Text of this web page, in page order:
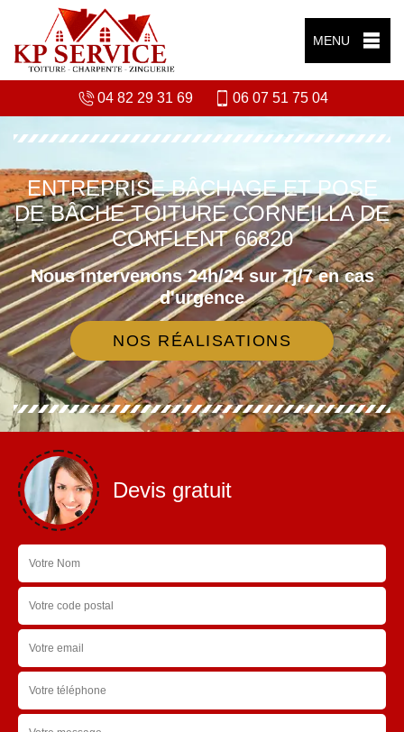
MENU
04 82 29 31 69 06 07 51 75 04
ENTREPRISE BÂCHAGE ET POSE
DE BÂCHE TOITURE CORNEILLA DE
CONFLENT 66820
Nous intervenons 24h/24 sur 7j/7 en cas
d'urgence
NOS RÉALISATIONS
Devis gratuit